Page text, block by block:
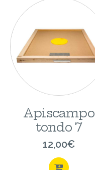
Apiscampo
tondo 7
12,00€